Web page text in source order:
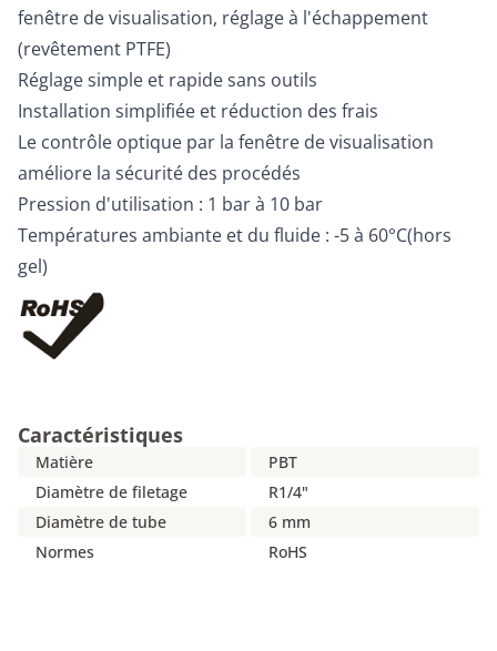
fenêtre de visualisation, réglage à l'échappement
(revêtement PTFE)
Réglage simple et rapide sans outils
Installation simplifiée et réduction des frais
Le contrôle optique par la fenêtre de visualisation
améliore la sécurité des procédés
Pression d'utilisation : 1 bar à 10 bar
Températures ambiante et du fluide : -5 à 60°C(hors
gel)
Caractéristiques
Matière
PBT
Diamètre de filetage
R1/4"
Diamètre de tube
6 mm
Normes
RoHS